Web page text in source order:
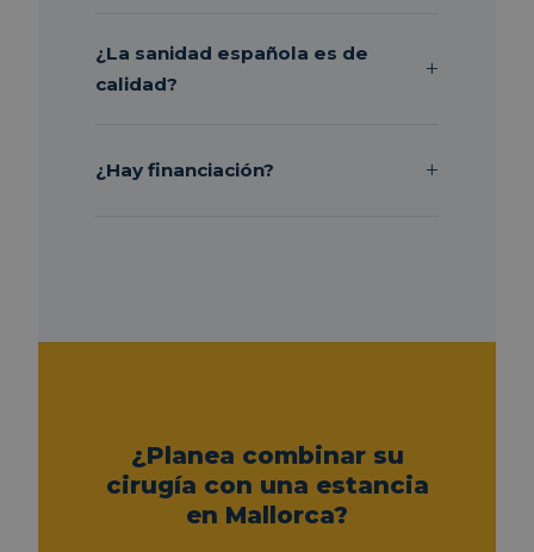
¿La sanidad española es de
calidad?
¿Hay financiación?
¿Planea combinar su
cirugía con una estancia
en Mallorca?